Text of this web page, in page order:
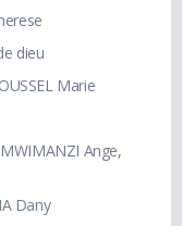
dieu
Marie
Ange,
Dany